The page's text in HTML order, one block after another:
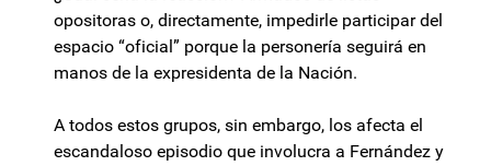
opositoras o, directamente, impedirle participar del
espacio “oficial” porque la personería seguirá en
manos de la expresidenta de la Nación.
A todos estos grupos, sin embargo, los afecta el
escandaloso episodio que involucra a Fernández y